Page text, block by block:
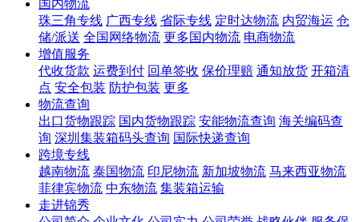
国内物流
珠三角专线 广西专线 省际专线 定时达物流 内贸海运 仓
储/派送 全国网络物流 更多国内物流 电商物流
增值服务
代收货款 运费到付 回单签收 保价理赔 通知放货 开箱清
点 安全包装 防护包装 更多
物流查询
出口货物跟踪 国内货物跟踪 安能物流查询 海关编码查
询 深圳集装箱码头查询 国际快递查询
跨境专线
越南物流 泰国物流 印尼物流 新加坡物流 马来西亚物流
菲律宾物流 中东物流 集装箱运输
走进锦秀